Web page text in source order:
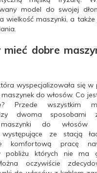
model do swojej
wielkość maszynki, a
mieć dobre
wyspecjalizowała się w
do włosów. Co
Przede wszystkim
dwoma sposobami
do włosów
ze stacją
komfortową pracę
pobliżu których nie ma
oczywiście